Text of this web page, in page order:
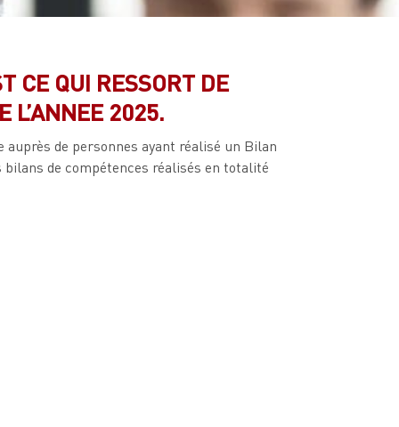
CE QUI RESSORT DE
L’ANNEE 2025.
de personnes ayant réalisé un Bilan
bilans de compétences réalisés en totalité